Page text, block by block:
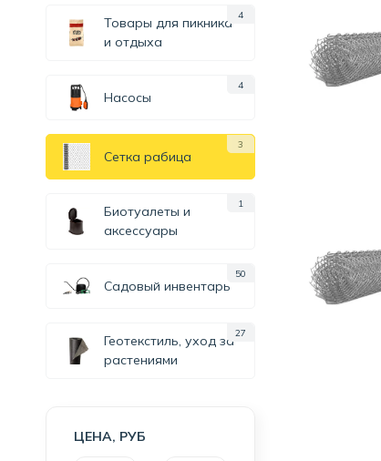
Товары для пикника
и отдыха
4
Насосы
4
Сетка рабица
3
Биотуалеты и
аксессуары
1
Садовый инвентарь
50
Геотекстиль, уход за
растениями
27
ЦЕНА, РУБ